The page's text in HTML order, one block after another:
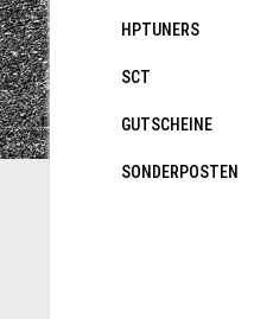
HPTUNERS
SCT
GUTSCHEINE
SONDERPOSTEN